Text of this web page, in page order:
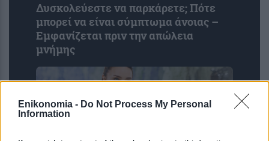
Enikonomia - Do Not Process My Personal
Information
Δυσκολεύεστε να παρκάρετε; Πότε
μπορεί να είναι σύμπτωμα άνοιας –
Εμφανίζεται πριν την απώλεια
μνήμης